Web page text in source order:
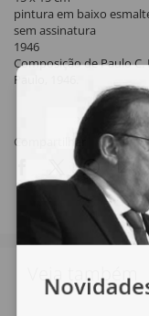
pintura em baixo
sem assinatura
1946
Composição de Paulo
Paulo, 1946.
Compartilhar
Veja também